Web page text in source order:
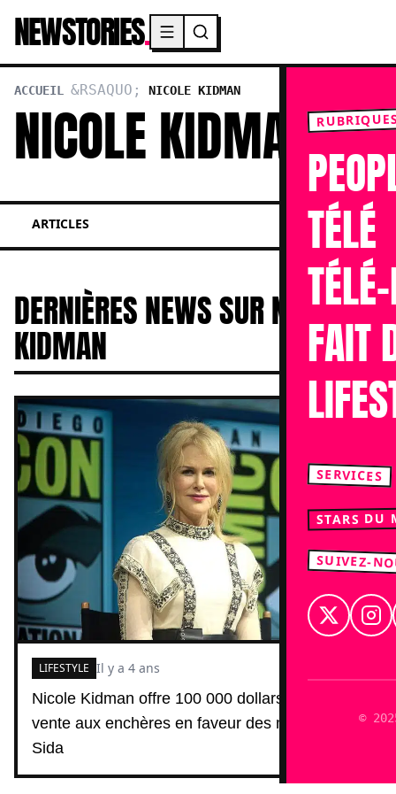
NEWSTORIES.
TÉLÉ
FAIT
SERVICES
STARS DU
SUIVEZ-
©
ACCUEIL NICOLE KIDMAN
NICOLE KIDMAN
ARTICLES
DERNIÈRES NEWS SUR NICOLE
KIDMAN
Nicole Kidman offre 100 000 dollars lors d'une
vente aux enchères en faveur des malades du
Sida
LIFESTYLE Il y a 4 ans